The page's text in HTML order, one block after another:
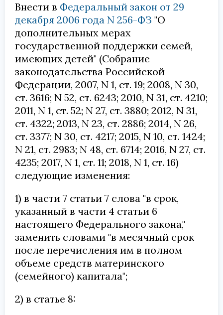
Внести в Федеральный закон от 29
декабря 2006 года N 256-ФЗ "О
дополнительных мерах
государственной поддержки семей,
имеющих детей" (Собрание
законодательства Российской
Федерации, 2007, N 1, ст. 19; 2008, N 30,
ст. 3616; N 52, ст. 6243; 2010, N 31, ст. 4210;
2011, N 1, ст. 52; N 27, ст. 3880; 2012, N 31,
ст. 4322; 2013, N 23, ст. 2886; 2014, N 26,
ст. 3377; N 30, ст. 4217; 2015, N 10, ст. 1424;
N 21, ст. 2983; N 48, ст. 6714; 2016, N 27, ст.
4235; 2017, N 1, ст. 11; 2018, N 1, ст. 16)
следующие изменения:
1) в части 7 статьи 7 слова "в срок,
указанный в части 4 статьи 6
настоящего Федерального закона,"
заменить словами "в месячный срок
после перечисления им в полном
объеме средств материнского
(семейного) капитала";
2) в статье 8: